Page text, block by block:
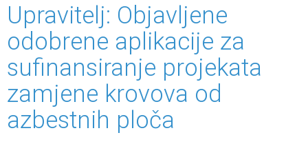
Upravitelj: Objavljene
odobrene aplikacije za
sufinansiranje projekata
zamjene krovova od
azbestnih ploča